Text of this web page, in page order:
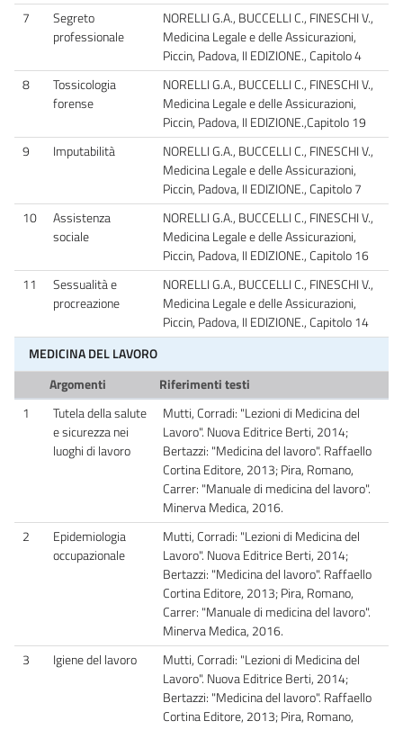
7
Segreto
professionale
NORELLI G.A., BUCCELLI C., FINESCHI V.,
Medicina Legale e delle Assicurazioni,
Piccin, Padova, II EDIZIONE., Capitolo 4
8
Tossicologia
forense
NORELLI G.A., BUCCELLI C., FINESCHI V.,
Medicina Legale e delle Assicurazioni,
Piccin, Padova, II EDIZIONE.,Capitolo 19
9
Imputabilità
NORELLI G.A., BUCCELLI C., FINESCHI V.,
Medicina Legale e delle Assicurazioni,
Piccin, Padova, II EDIZIONE., Capitolo 7
10
Assistenza
sociale
NORELLI G.A., BUCCELLI C., FINESCHI V.,
Medicina Legale e delle Assicurazioni,
Piccin, Padova, II EDIZIONE., Capitolo 16
11
Sessualità e
procreazione
NORELLI G.A., BUCCELLI C., FINESCHI V.,
Medicina Legale e delle Assicurazioni,
Piccin, Padova, II EDIZIONE., Capitolo 14
MEDICINA DEL LAVORO
Argomenti
Riferimenti testi
1
Tutela della salute
e sicurezza nei
luoghi di lavoro
Mutti, Corradi: "Lezioni di Medicina del
Lavoro". Nuova Editrice Berti, 2014;
Bertazzi: "Medicina del lavoro". Raffaello
Cortina Editore, 2013; Pira, Romano,
Carrer: "Manuale di medicina del lavoro".
Minerva Medica, 2016.
2
Epidemiologia
occupazionale
Mutti, Corradi: "Lezioni di Medicina del
Lavoro". Nuova Editrice Berti, 2014;
Bertazzi: "Medicina del lavoro". Raffaello
Cortina Editore, 2013; Pira, Romano,
Carrer: "Manuale di medicina del lavoro".
Minerva Medica, 2016.
3
Igiene del lavoro
Mutti, Corradi: "Lezioni di Medicina del
Lavoro". Nuova Editrice Berti, 2014;
Bertazzi: "Medicina del lavoro". Raffaello
Cortina Editore, 2013; Pira, Romano,